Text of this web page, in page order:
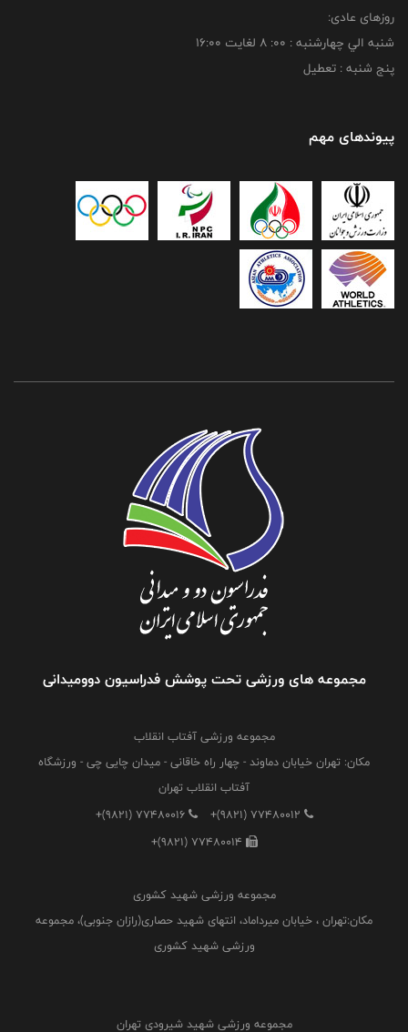
روزهای عادی:
شنبه الي چهارشنبه : 00: 8 لغايت 16:00
پنج شنبه : تعطیل
پیوندهای مهم
مجموعه های ورزشی تحت پوشش فدراسیون دوومیدانی
مجموعه ورزشی آفتاب انقلاب
مکان: تهران خیابان دماوند - چهار راه خاقانی - میدان چایی چی - ورزشگاه
آفتاب انقلاب تهران
+(9821) 77480012
+(9821) 77480016
+(9821) 77480014
مجموعه ورزشی شهید کشوری
مکان:تهران ، خیابان میرداماد، انتهای شهید حصاری(رازان جنوبی)، مجموعه
ورزشی شهید کشوری
مجموعه ورزشی شهید شیرودی تهران